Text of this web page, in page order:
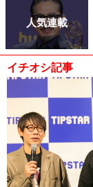
人気連載
イチオシ記事